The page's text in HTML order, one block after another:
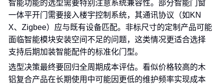
智能功能的选型需要特别注意系统兼容性。部分智能门窗
一体平开门需要接入楼宇控制系统，其通讯协议（如KN
X、Zigbee）应与既有设备匹配。非标尺寸的定制产品可能
面临智能模块安装空间不足的问题，这类情况更适合选择
支持后期加装智能配件的标准化门型。
选型决策最终要回归全周期成本评估。看似价格较高的木
铝复合产品在长期使用中可能因更低的维护频率实现成本